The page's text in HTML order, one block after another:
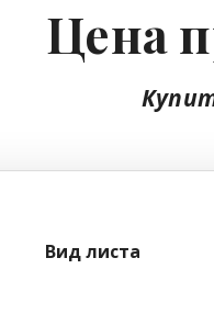
Цена
Вид листа